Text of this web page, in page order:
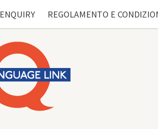
ENQUIRY REGOLAMENTO E